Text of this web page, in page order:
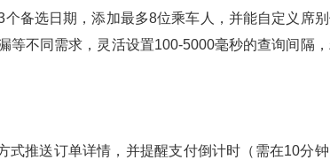
备选日期，添加最多8位乘车人，并能自定义席
等不同需求，灵活设置100-5000毫秒的查询间隔
式推送订单详情，并提醒支付倒计时（需在10分